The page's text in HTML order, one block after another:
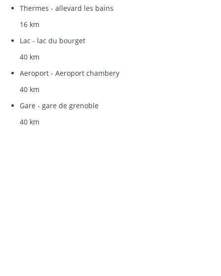
Thermes - allevard les bains
16 km
Lac - lac du bourget
40 km
Aeroport - Aeroport chambery
40 km
Gare - gare de grenoble
40 km